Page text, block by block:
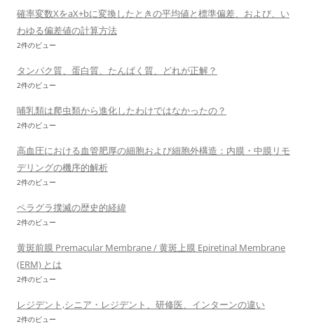
確率変数XをaX+bに変換したときの平均値と標準偏差、および、い
わゆる偏差値の計算方法
2件のビュー
タンパク質、蛋白質、たんぱく質、どれが正解？
2件のビュー
哺乳類は爬虫類から進化したわけではなかったの？
2件のビュー
高血圧における血管肥厚の細胞および細胞外構造：内膜・中膜リモ
デリングの機序的解析
2件のビュー
ペラグラ撲滅の歴史的経緯
2件のビュー
黄斑前膜 Premacular Membrane / 黄斑上膜 Epiretinal Membrane
(ERM) とは
2件のビュー
レジデント,シニア・レジデント、研修医、インターンの違い
2件のビュー